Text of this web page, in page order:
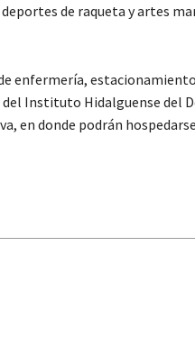
de raqueta y artes
enfermería,
Instituto Hidalguense del
en donde podrán